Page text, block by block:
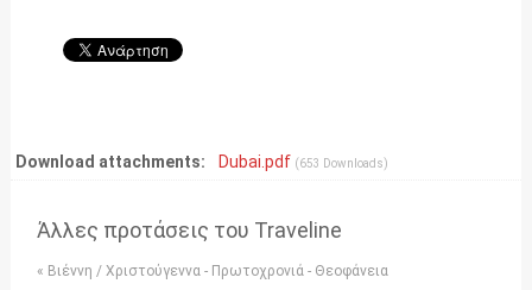
Download attachments: Dubai.pdf (653 Downloads)
Άλλες προτάσεις του Traveline
« Βιέννη / Χριστούγεννα - Πρωτοχρονιά - Θεοφάνεια